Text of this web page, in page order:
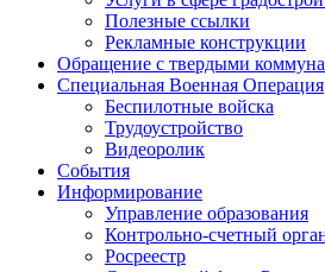
Полезные ссылки
Рекламные конструкции
Обращение с твердыми
Специальная Военная Операция
Беспилотные войска
Трудоустройство
Видеоролик
События
Информирование
Управление образования
Контрольно-счетный
Росреестр